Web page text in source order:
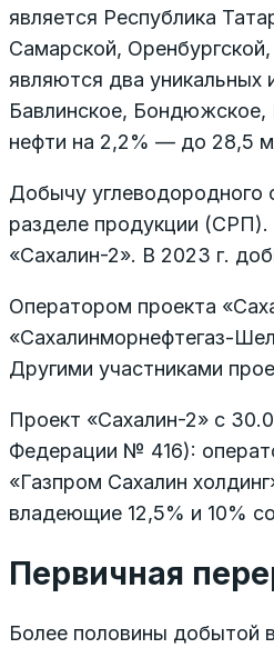
является Республика
Самарской,
являются два
Бавлинское, Бондюжское,
нефти на 2,2% — до 28,5
Добычу углеводородного
разделе продукции
«Сахалин-2». В 2023 г.
Оператором проекта
«Сахалинморнефтегаз-
Другими участниками
Проект «Сахалин-2» с
Федерации № 416):
«Газпром Сахалин
владеющие 12,5% и 10%
Первичная
Более половины добытой